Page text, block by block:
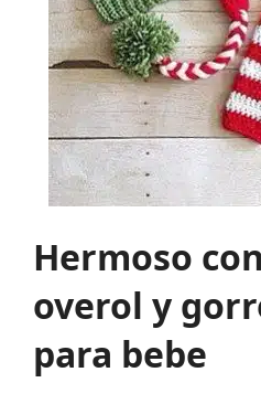
Hermoso
overol y
para bebe